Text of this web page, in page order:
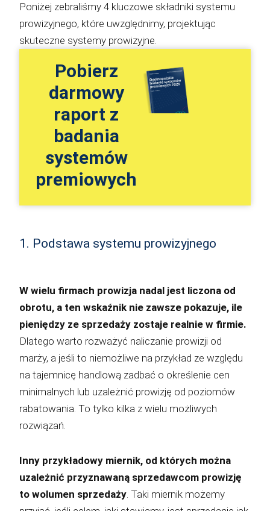
Poniżej zebraliśmy 4 kluczowe składniki systemu
prowizyjnego, które uwzględnimy, projektując
skuteczne systemy prowizyjne.
Pobierz
darmowy
raport z
badania
systemów
premiowych
1. Podstawa systemu prowizyjnego
W wielu firmach prowizja nadal jest liczona od
obrotu, a ten wskaźnik nie zawsze pokazuje, ile
pieniędzy ze sprzedaży zostaje realnie w firmie.
Dlatego warto rozważyć naliczanie prowizji od
marży, a jeśli to niemożliwe na przykład ze względu
na tajemnicę handlową zadbać o określenie cen
minimalnych lub uzależnić prowizję od poziomów
rabatowania. To tylko kilka z wielu możliwych
rozwiązań.
Inny przykładowy miernik, od których można
uzależnić przyznawaną sprzedawcom prowizję
to wolumen sprzedaży . Taki miernik możemy